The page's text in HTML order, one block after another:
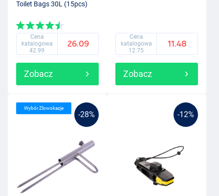
Toilet Bags 30L (15pcs)
Cena
katalogowa
42.99
26.09
Zobacz
Cena
katalogowa
12.75
11.48
Zobacz
-28%
Wybór Zlowokazje
-12%